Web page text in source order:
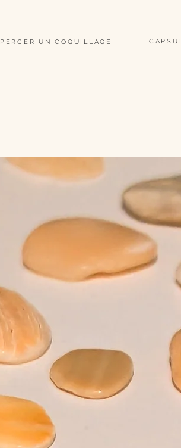
PERCER UN COQUILLAGE